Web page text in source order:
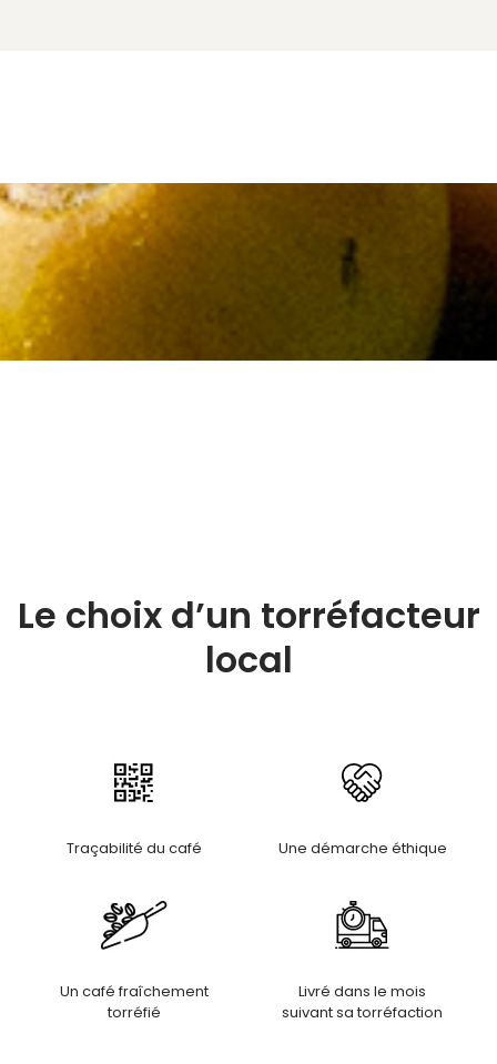
Le choix d’un torréfacteur
local
Traçabilité du café Une démarche éthique
Un café fraîchement
torréfié
Livré dans le mois
suivant sa torréfaction